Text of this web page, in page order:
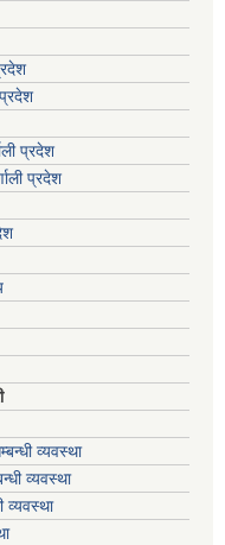
प्रदेश
प्रदेश
व्यवस्था
व्यवस्था
व्यवस्था